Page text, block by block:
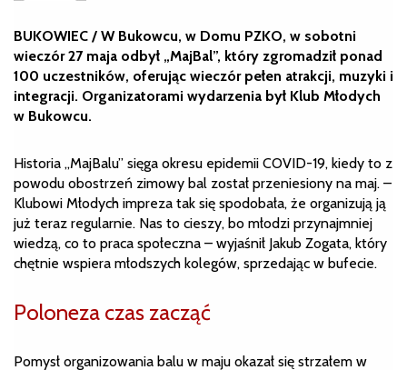
BUKOWIEC / W Bukowcu, w Domu PZKO, w sobotni
wieczór 27 maja odbył „MajBal”, który zgromadził ponad
100 uczestników, oferując wieczór pełen atrakcji, muzyki i
integracji. Organizatorami wydarzenia był Klub Młodych
w Bukowcu.
Historia „MajBalu” sięga okresu epidemii COVID-19, kiedy to z
powodu obostrzeń zimowy bal został przeniesiony na maj. –
Klubowi Młodych impreza tak się spodobała, że organizują ją
już teraz regularnie. Nas to cieszy, bo młodzi przynajmniej
wiedzą, co to praca społeczna – wyjaśnił Jakub Zogata, który
chętnie wspiera młodszych kolegów, sprzedając w bufecie.
Poloneza czas zacząć
Pomysł organizowania balu w maju okazał się strzałem w